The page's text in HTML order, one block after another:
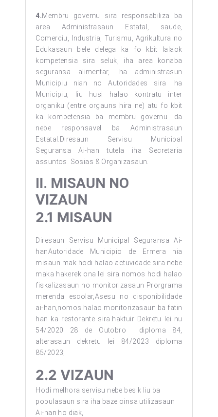
4.Membru governu sira responsabiliza ba
area Administrasaun Estatal, saude,
Comerciu, Industria, Turismu, Agrikultura no
Edukasaun bele delega ka fo kbit lalaok
kompetensia sira seluk, iha area konaba
seguransa alimentar, iha administrasun
Municipiu nian no Autoridades sira iha
Municipiu, liu husi halao kontratu inter
organiku (entre orgauns hira ne) atu fo kbit
ka kompetensia ba membru governu ida
nebe responsavel ba Administrasaun
Estatal.Diresaun Servisu Municipal
Seguransa Ai-han tutela iha Secretaria
assuntos Sosias & Organizasaun.
II. MISAUN NO
VIZAUN
2.1 MISAUN
Diresaun Servisu Municipal Seguransa Ai-
hanAutoridade Municipio de Ermera nia
misaun mak hodi halao actuvidade sira nebe
maka hakerek ona lei sira nomos hodi halao
fiskalizasaun no monitorizasaun Prorgrama
merenda escolar,Asesu no disponibilidade
ai-han,nomos halao monitorizasaun ba fatin
han ka restorante sira.haktuir Dekretu lei nu
54/2020 28 de Outobro diploma 84,
alterasaun dekretu lei 84/2023 diploma
85/2023;
2.2 VIZAUN
Hodi melhora servisu nebe besik liu ba
populasaun sira iha baze oinsa utilizasaun
Ai-han ho diak,